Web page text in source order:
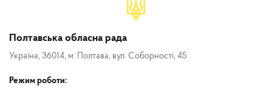
Полтавська обласна рада
Україна, 36014, м. Полтава, вул. Соборності, 45
Режим роботи: